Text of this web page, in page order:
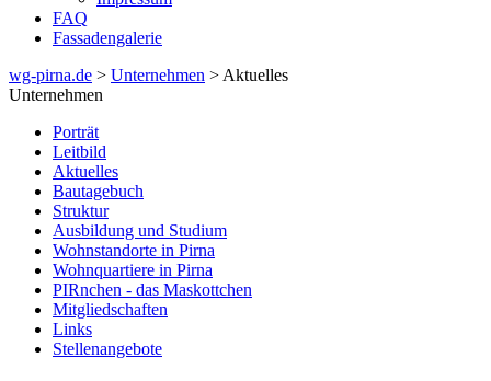
FAQ
Fassadengalerie
wg-pirna.de > Unternehmen > Aktuelles
Unternehmen
Porträt
Leitbild
Aktuelles
Bautagebuch
Struktur
Ausbildung und Studium
Wohnstandorte in Pirna
Wohnquartiere in Pirna
PIRnchen - das Maskottchen
Mitgliedschaften
Links
Stellenangebote